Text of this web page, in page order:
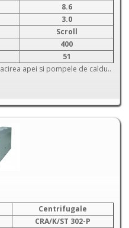
8.6
3.0
Scroll
400
51
apei si pompele de caldu..
Centrifugale
CRA/K/ST 302-P